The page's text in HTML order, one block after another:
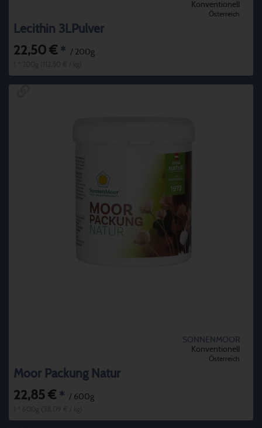
Konventionell
Österreich
Lecithin 3LPulver
22,50 € * / 200g
SONNENMOOR
Konventionell
Österreich
Moor Packung Natur
22,85 € * / 600g